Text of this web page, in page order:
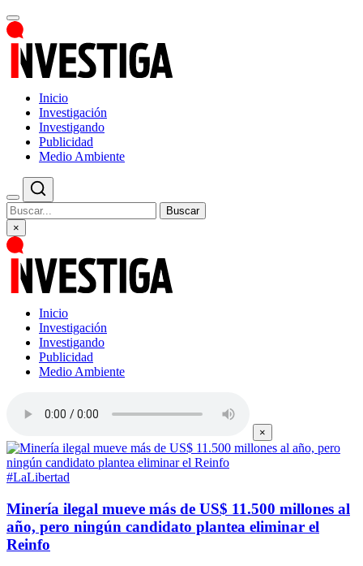
Inicio
Investigación
Investigando
Publicidad
Medio Ambiente
Buscar
×
Inicio
Investigación
Investigando
Publicidad
Medio Ambiente
×
#LaLibertad
Minería ilegal mueve más de US$ 11.500 millones al
año, pero ningún candidato plantea eliminar el
Reinfo